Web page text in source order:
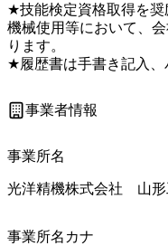
★技能検定資格取得を奨
機械使用等において、
ります。
★履歴書は手書き記入、
事業者情報
事業所名
光洋精機株式会社　山
事業所名カナ